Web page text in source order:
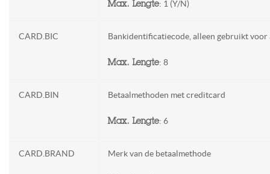
Max. Lengte: 1 (Y/N)
CARD.BIC Bankidentificatiecode, alleen gebruikt voor
Max. Lengte: 8
CARD.BIN Betaalmethoden met creditcard
Max. Lengte: 6
CARD.BRAND Merk van de betaalmethode